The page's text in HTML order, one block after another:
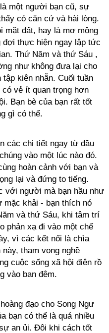
một người bạn cũ, sự
có căn cứ và hài lòng.
mặt đất, hay là mơ mộng
đợi thực hiện ngay lập tức
Thứ Năm và thứ Sáu ,
như không đưa lại cho
kiên nhẫn. Cuối tuần
vẻ ít quan trọng hơn
Bạn bè của bạn rất tốt
gì có thể.
các chi tiết ngay từ đầu
vào một lúc nào đó.
hoàn cảnh với bạn và
lại và đứng to tiếng.
với người mà bạn hầu như
mặc khải - bạn thích nó
và thứ Sáu, khi tâm trí
phản xạ đi vào một chế
vì các kết nối là chìa
tham vọng nghề
cuộc sống xã hội điên rồ
vào ban đêm.
đạo cho Song Ngư
bạn có thể là quá nhiều
an ủi. Đôi khi cách tốt